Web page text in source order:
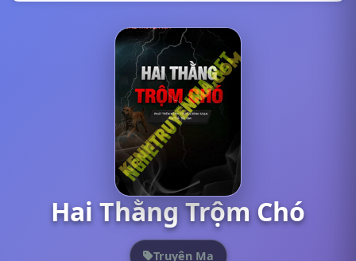
Hai Thằng Trộm Chó
Truyện Ma